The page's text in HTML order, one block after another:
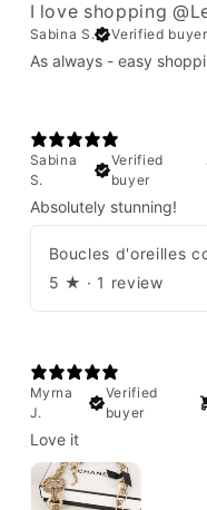
I love shopping
Sabina S. Verified buyer
As always - easy
Sabina
S.
Verified
buyer
Absolutely stunning!
5 ★ · 1 review
Myrna
J.
Verified
buyer
Love it